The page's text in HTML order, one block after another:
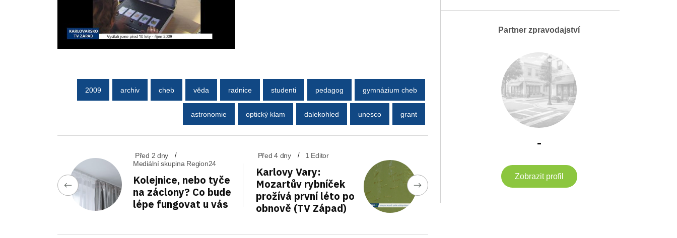
2009 archiv cheb věda radnice studenti pedagog gymnázium cheb
astronomie optický klam dalekohled unesco grant
Před 2 dny
Mediální skupina Region24
Kolejnice, nebo tyče
na záclony? Co bude
lépe fungovat u vás
Před 4 dny 1 Editor
Karlovy Vary:
Mozartův rybníček
prožívá první léto po
obnově (TV Západ)
Partner zpravodajství
-
Zobrazit profil